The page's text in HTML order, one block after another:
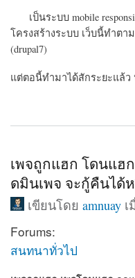
เป็นระบบ mobile
โครงสร้างระบบ เว็บนี้ทำตาม
(drupal7)
แต่ตอนี้ทำมาได้สักระยะแล้
about Drupal 8 ระบบ
เพจถูกแฮก โดนแฮ
ดมินเพจ จะกู้คืนได้
เขียนโดย amnuay เ
Forums:
สนทนาทั่วไป